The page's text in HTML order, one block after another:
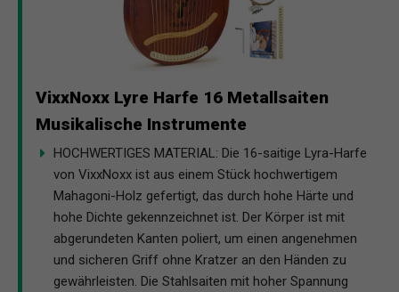
VixxNoxx Lyre Harfe 16 Metallsaiten
Musikalische Instrumente
HOCHWERTIGES MATERIAL: Die 16-saitige Lyra-Harfe
von VixxNoxx ist aus einem Stück hochwertigem
Mahagoni-Holz gefertigt, das durch hohe Härte und
hohe Dichte gekennzeichnet ist. Der Körper ist mit
abgerundeten Kanten poliert, um einen angenehmen
und sicheren Griff ohne Kratzer an den Händen zu
gewährleisten. Die Stahlsaiten mit hoher Spannung